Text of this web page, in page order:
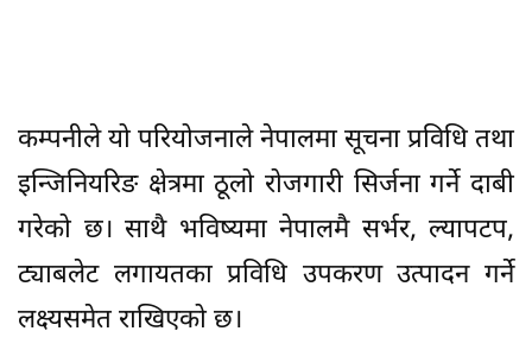
कम्पनीले यो परियोजनाले नेपालमा सूचना प्रविधि तथा
इन्जिनियरिङ क्षेत्रमा ठूलो रोजगारी सिर्जना गर्ने दाबी
गरेको छ। साथै भविष्यमा नेपालमै सर्भर, ल्यापटप,
ट्याबलेट लगायतका प्रविधि उपकरण उत्पादन गर्ने
लक्ष्यसमेत राखिएको छ।